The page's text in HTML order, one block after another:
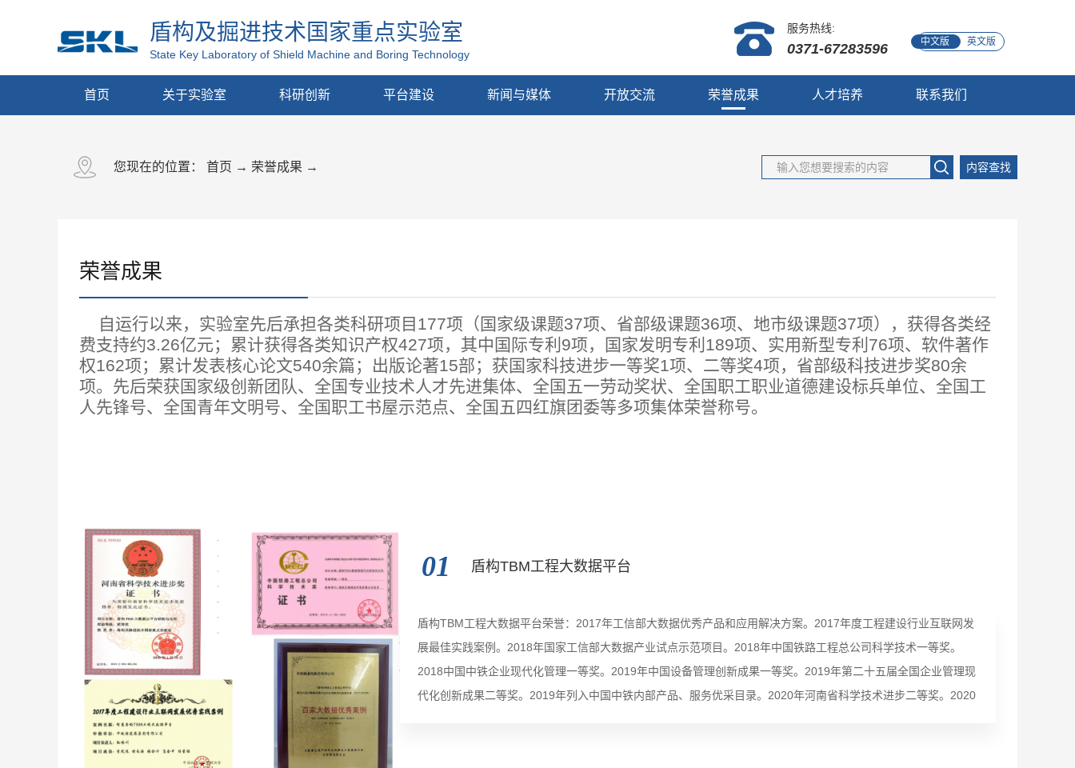
盾构及掘进技术国家重点实验室
State Key Laboratory of Shield Machine and Boring Technology
中文版 英文版
服务热线:
0371-67283596
首页 关于实验室 科研创新 平台建设 新闻与媒体 开放交流 荣誉成果 人才培养 联系我们
您现在的位置： 首页 → 荣誉成果 → 内容查找
荣誉成果
自运行以来，实验室先后承担各类科研项目177项（国家级课题37项、省部级课题36项、地市级课题37项），获得各类经
费支持约3.26亿元；累计获得各类知识产权427项，其中国际专利9项，国家发明专利189项、实用新型专利76项、软件著作
权162项；累计发表核心论文540余篇；出版论著15部；获国家科技进步一等奖1项、二等奖4项，省部级科技进步奖80余
项。 先后荣获国家级创新团队、全国专业技术人才先进集体、全国五一劳动奖状、全国职工职业道德建设标兵单位、全国工
人先锋号、全国青年文明号、全国职工书屋示范点、全国五四红旗团委等多项集体荣誉称号。
01 盾构TBM工程大数据平台
盾构TBM工程大数据平台荣誉：2017年工信部大数据优秀产品和应用解决方案。2017年度工程建设行业互联网发
展最佳实践案例。2018年国家工信部大数据产业试点示范项目。2018年中国铁路工程总公司科学技术一等奖。
2018中国中铁企业现代化管理一等奖。2019年中国设备管理创新成果一等奖。2019年第二十五届全国企业管理现
代化创新成果二等奖。2019年列入中国中铁内部产品、服务优采目录。2020年河南省科学技术进步二等奖。2020